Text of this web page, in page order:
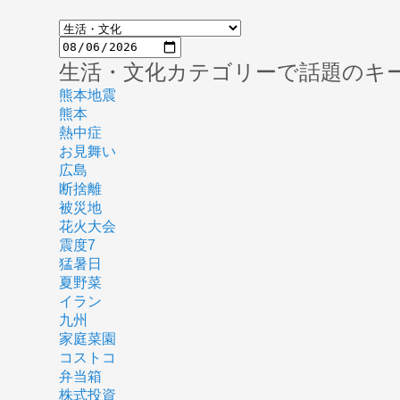
生活・文化カテゴリーで話題のキ
熊本地震
熊本
熱中症
お見舞い
広島
断捨離
被災地
花火大会
震度7
猛暑日
夏野菜
イラン
九州
家庭菜園
コストコ
弁当箱
株式投資